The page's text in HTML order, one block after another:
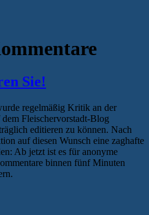
Sie!
regelmäßig Kritik an der
Fleischervorstadt-Blog
editieren zu können. Nach
auf diesen Wunsch eine zaghafte
Ab jetzt ist es für anonyme
binnen fünf Minuten